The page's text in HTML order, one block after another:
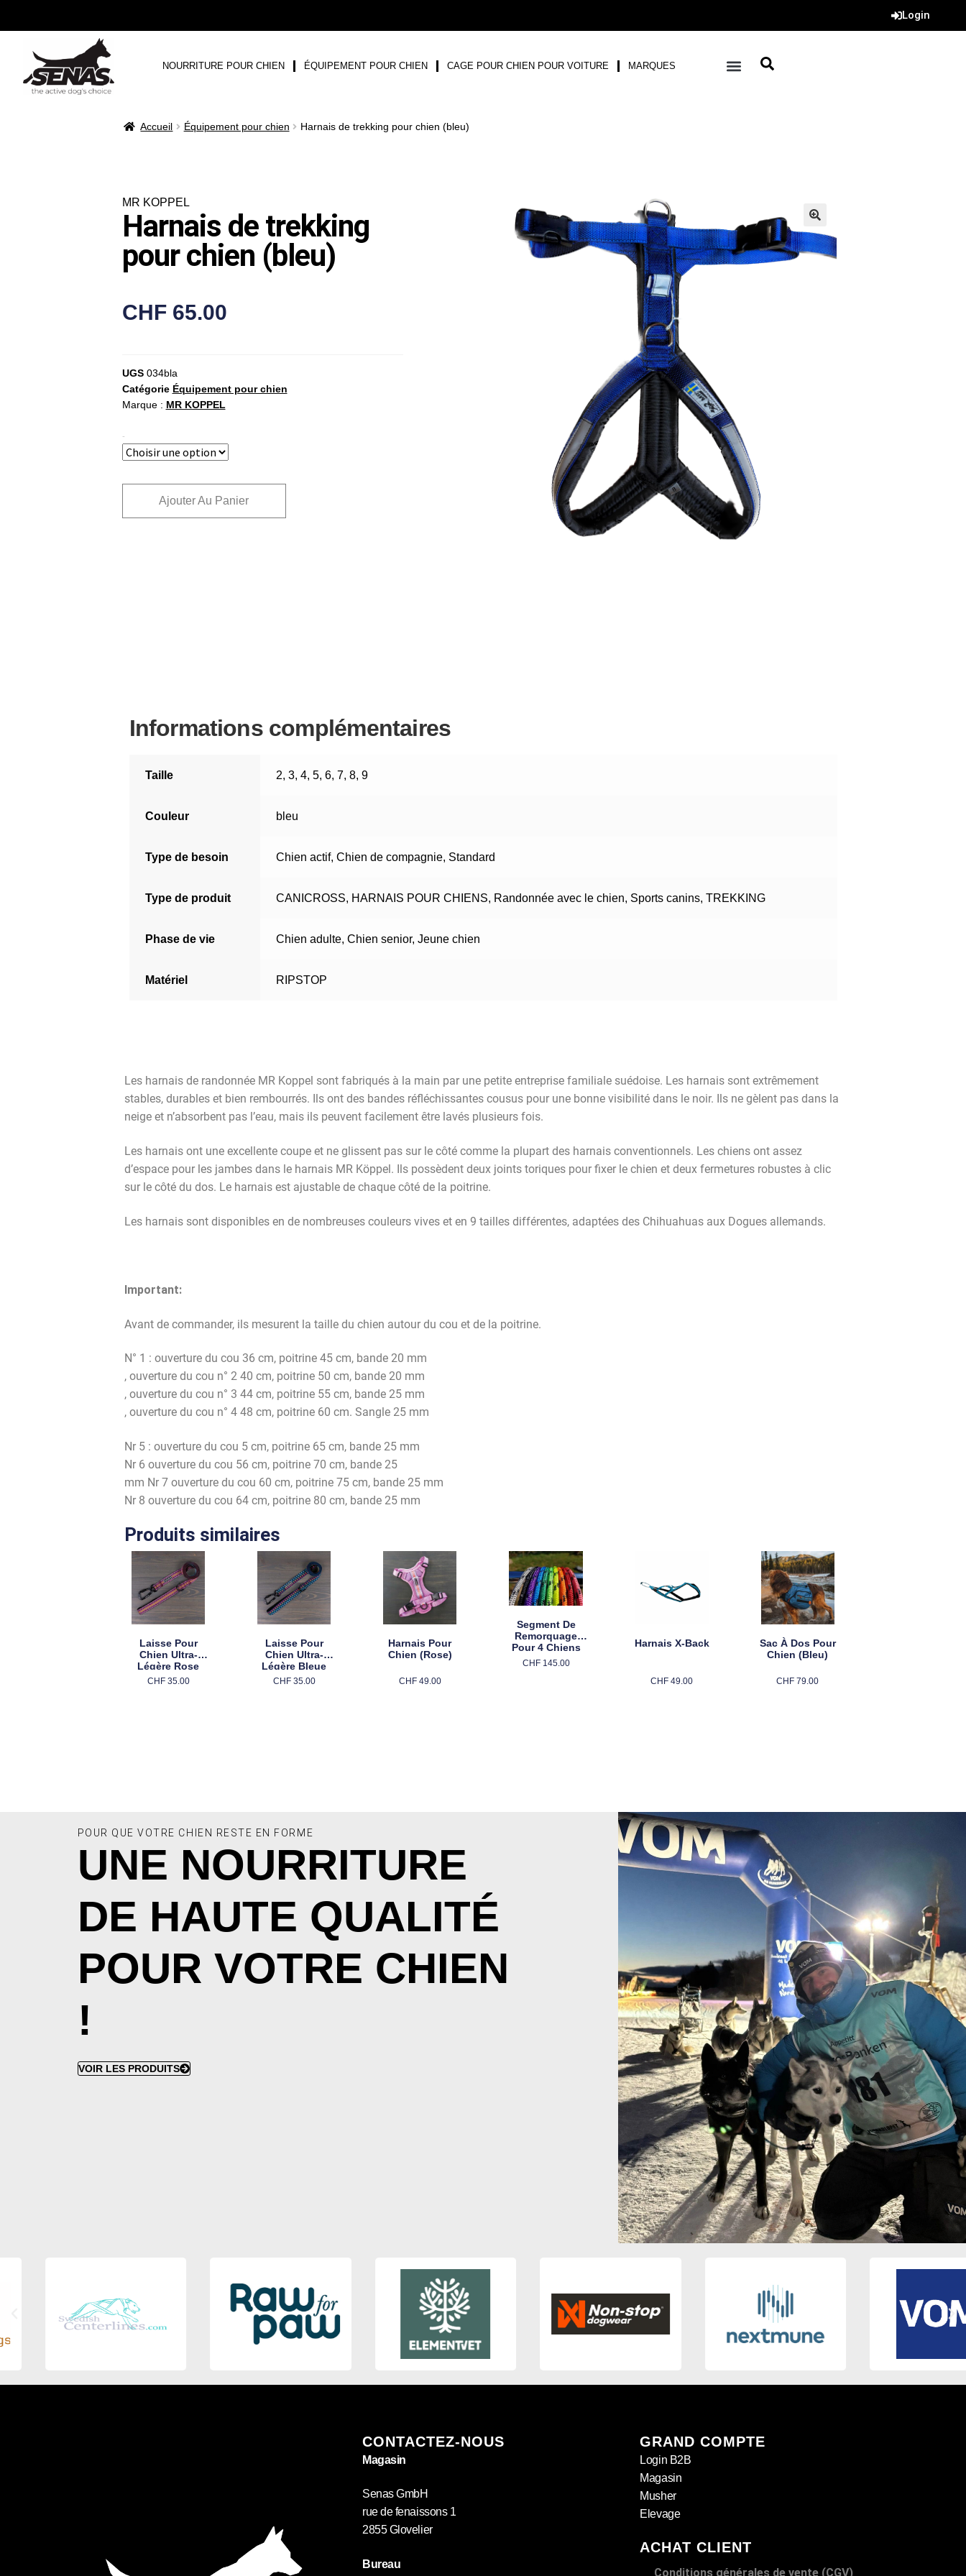
Login
NOURRITURE POUR CHIEN ÉQUIPEMENT POUR CHIEN CAGE POUR CHIEN POUR VOITURE MARQUES
Accueil Équipement pour chien Harnais de trekking pour chien (bleu)
MR KOPPEL
Harnais de trekking
pour chien (bleu)
CHF65.00
UGS 034bla
Catégorie Équipement pour chien
Marque : MR KOPPEL
Ajouter Au Panier
Informations complémentaires
Taille 2,3,4,5,6,7,8,9
Couleur bleu
Type de besoin Chien actif,Chien de compagnie, Standard
Type de produit CANICROSS, HARNAIS POUR CHIENS, Randonnée avec le chien, Sports canins,TREKKING
Phase de vie Chien adulte,Chien senior,Jeune chien
Matériel RIPSTOP
Les harnais de randonnée MR Koppel sont fabriqués à la main par une petite entreprise familiale suédoise. Les harnais sont extrêmement
stables, durables et bien rembourrés. Ils ont des bandes réfléchissantes cousus pour une bonne visibilité dans le noir. Ils ne gèlent pas dans la
neige et n’absorbent pas l’eau, mais ils peuvent facilement être lavés plusieurs fois.
Les harnais ont une excellente coupe et ne glissent pas sur le côté comme la plupart des harnais conventionnels. Les chiens ont assez
d’espace pour les jambes dans le harnais MR Köppel. Ils possèdent deux joints toriques pour fixer le chien et deux fermetures robustes à clic
sur le côté du dos. Le harnais est ajustable de chaque côté de la poitrine.
Les harnais sont disponibles en de nombreuses couleurs vives et en 9 tailles différentes, adaptées des Chihuahuas aux Dogues allemands.
Important:
Avant de commander, ils mesurent la taille du chien autour du cou et de la poitrine.
N° 1 : ouverture du cou 36 cm, poitrine 45 cm, bande 20 mm
, ouverture du cou n° 2 40 cm, poitrine 50 cm, bande 20 mm
, ouverture du cou n° 3 44 cm, poitrine 55 cm, bande 25 mm
, ouverture du cou n° 4 48 cm, poitrine 60 cm. Sangle 25 mm
Nr 5 : ouverture du cou 5 cm, poitrine 65 cm, bande 25 mm
Nr 6 ouverture du cou 56 cm, poitrine 70 cm, bande 25
mm Nr 7 ouverture du cou 60 cm, poitrine 75 cm, bande 25 mm
Nr 8 ouverture du cou 64 cm, poitrine 80 cm, bande 25 mm
Produits similaires
Laisse Pour
Chien Ultra-
Légère Rose
CHF35.00
Laisse Pour
Chien Ultra-
Légère Bleue
CHF35.00
Harnais Pour
Chien (rose)
CHF49.00
Segment De
Remorquage
Pour 4 Chiens
CHF145.00
Harnais X-Back
CHF 49.00
Sac À Dos Pour
Chien (bleu)
CHF 79.00
POUR QUE VOTRE CHIEN RESTE EN FORME
UNE NOURRITURE
DE HAUTE QUALITÉ
POUR VOTRE CHIEN
!
VOIR LES PRODUITS
CONTACTEZ-NOUS
Magasin
Senas GmbH
rue de fenaissons 1
2855 Glovelier
Bureau
GRAND COMPTE
Login B2B
Magasin
Musher
Elevage
ACHAT CLIENT
Conditions générales de vente (CGV)